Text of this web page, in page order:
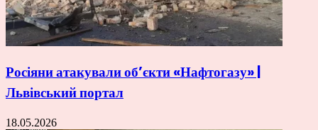
Росіяни атакували об’єкти «Нафтогазу» |
Львівський портал
18.05.2026